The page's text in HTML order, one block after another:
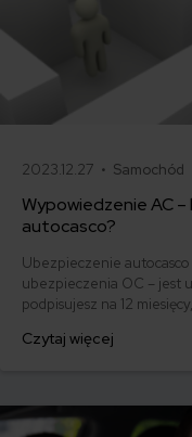
2023.12.27 • Samochód
Wypowiedzenie AC –
autocasco?
Ubezpieczenie
ubezpieczenia OC – jest
podpisujesz na 12
ofertę lub zdecydowałeś
Czytaj więcej